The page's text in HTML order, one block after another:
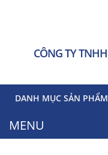
CÔNG TY
DANH MỤC SẢN PHẨM